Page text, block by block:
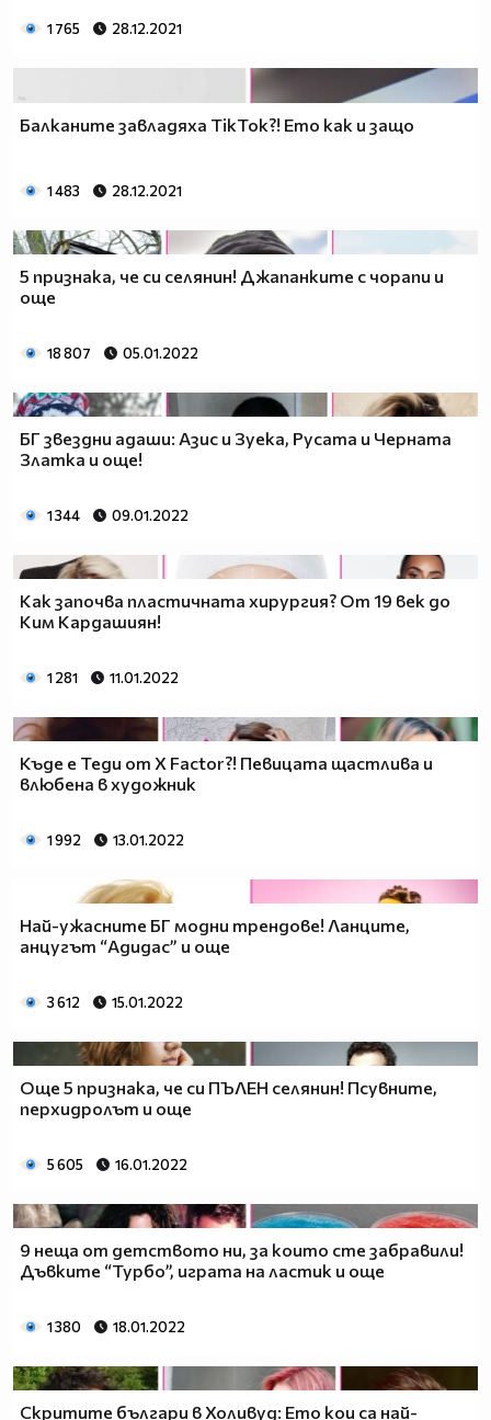
1 765 28.12.2021
Балканите завладяха TikTok?! Ето как и защо
1 483 28.12.2021
5 признака, че си селянин! Джапанките с чорапи и
още
18 807 05.01.2022
БГ звездни адаши: Азис и Зуека, Русата и Черната
Златка и още!
1 344 09.01.2022
Как започва пластичната хирургия? От 19 век до
Ким Кардашиян!
1 281 11.01.2022
Къде е Теди от X Factor?! Певицата щастлива и
влюбена в художник
1 992 13.01.2022
Най-ужасните БГ модни трендове! Ланците,
анцугът “Адидас” и още
3 612 15.01.2022
Още 5 признака, че си ПЪЛЕН селянин! Псувните,
перхидролът и още
5 605 16.01.2022
9 неща от детството ни, за които сте забравили!
Дъвките “Турбо”, играта на ластик и още
1 380 18.01.2022
Скритите българи в Холивуд: Ето кои са най-